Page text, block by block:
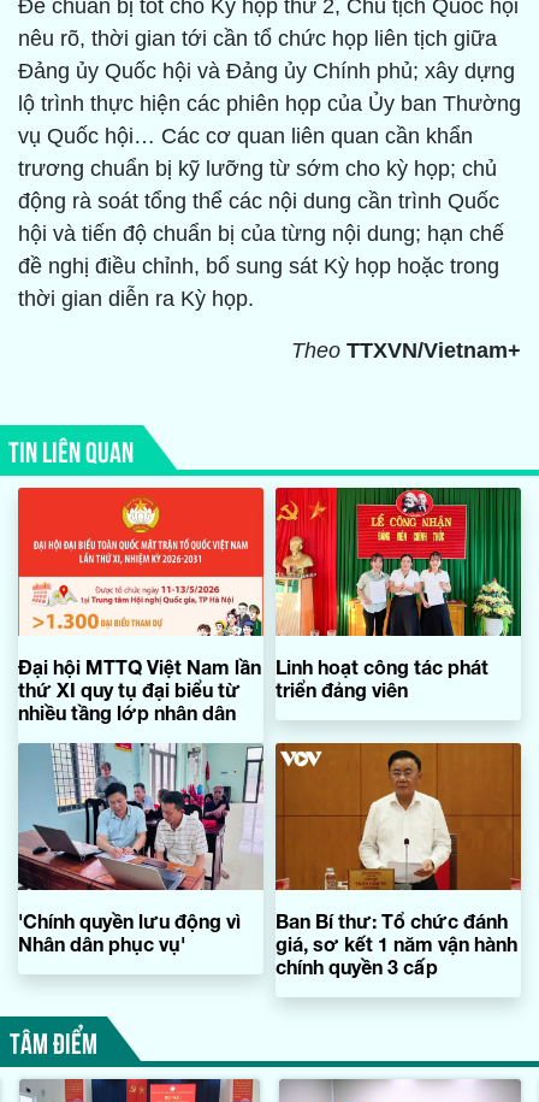
Để chuẩn bị tốt cho Kỳ họp thứ 2, Chủ tịch Quốc hội
nêu rõ, thời gian tới cần tổ chức họp liên tịch giữa
Đảng ủy Quốc hội và Đảng ủy Chính phủ; xây dựng
lộ trình thực hiện các phiên họp của Ủy ban Thường
vụ Quốc hội… Các cơ quan liên quan cần khẩn
trương chuẩn bị kỹ lưỡng từ sớm cho kỳ họp; chủ
động rà soát tổng thể các nội dung cần trình Quốc
hội và tiến độ chuẩn bị của từng nội dung; hạn chế
đề nghị điều chỉnh, bổ sung sát Kỳ họp hoặc trong
thời gian diễn ra Kỳ họp.
Theo TTXVN/Vietnam+
TIN LIÊN QUAN
Đại hội MTTQ Việt Nam lần
thứ XI quy tụ đại biểu từ
nhiều tầng lớp nhân dân
Linh hoạt công tác phát
triển đảng viên
'Chính quyền lưu động vì
Nhân dân phục vụ'
Ban Bí thư: Tổ chức đánh
giá, sơ kết 1 năm vận hành
chính quyền 3 cấp
TÂM ĐIỂM